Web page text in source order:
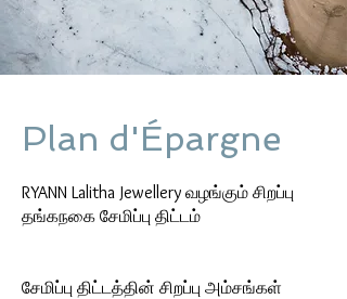
Plan d'Épargne
RYANN Lalitha Jewellery வழங்கும் சிறப்பு
தங்கநகை சேமிப்பு திட்டம்
சேமிப்பு திட்டத்தின் சிறப்பு அம்சங்கள்